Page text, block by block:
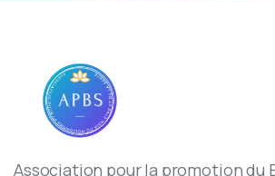
Association pour la promotion du